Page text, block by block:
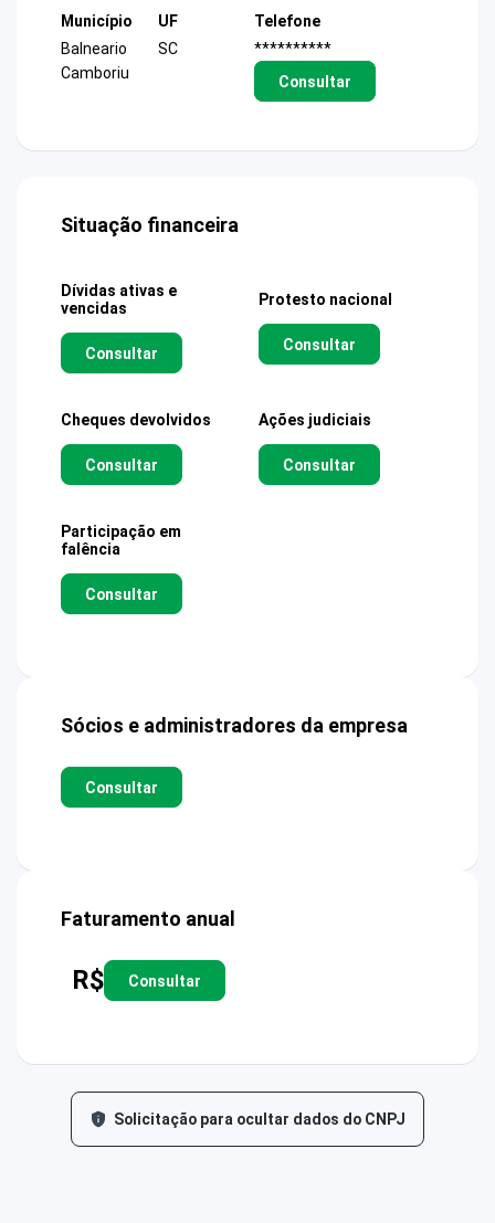
Município
Balneario
Camboriu
UF
SC
Telefone
**********
Consultar
Situação financeira
Dívidas ativas e
vencidas
Consultar
Protesto nacional
Consultar
Cheques devolvidos
Consultar
Ações judiciais
Consultar
Participação em
falência
Consultar
Sócios e administradores da empresa
Consultar
Faturamento anual
R$ Consultar
Solicitação para ocultar dados do CNPJ